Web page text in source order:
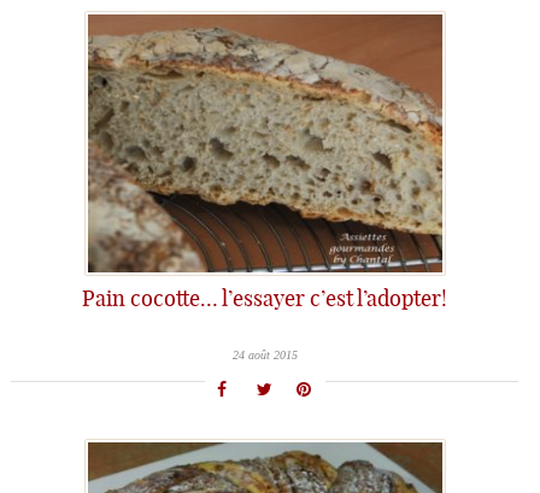
Pain cocotte… l’essayer c’est l’adopter!
24 août 2015